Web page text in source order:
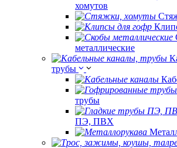
хомутов
металлические
трубы
трубы
ПЭ, ПВХ